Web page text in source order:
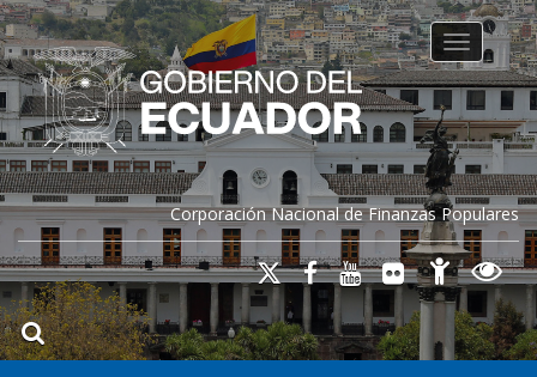
Corporación Nacional de Finanzas Populares
Toggle